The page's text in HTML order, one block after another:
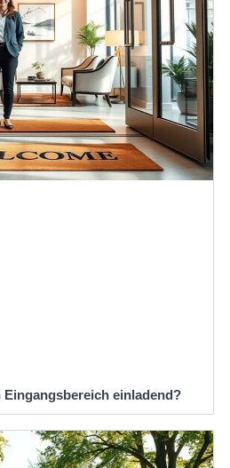
Eingangsbereich einladend?